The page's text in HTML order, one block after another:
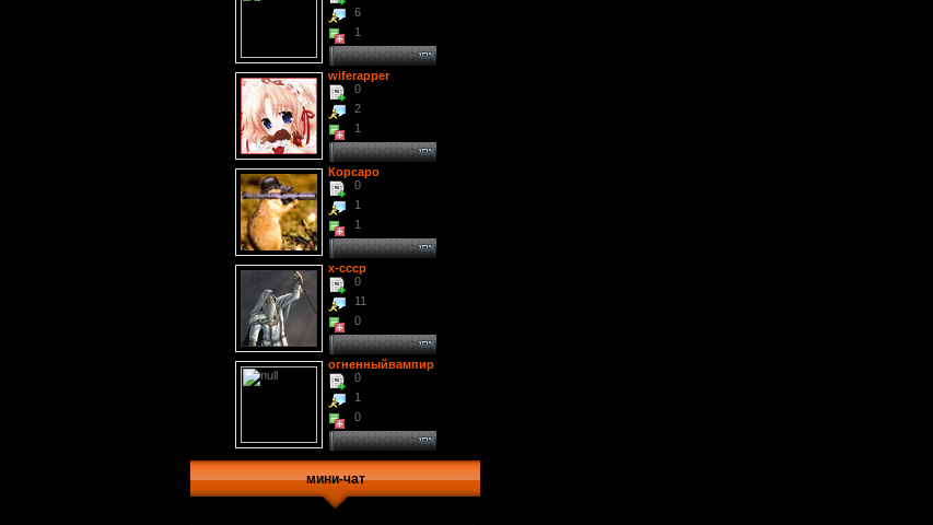
6
1
wiferapper
0
2
1
Корсаро
0
1
1
x-cccp
0
11
0
огненныйвампир
0
1
0
мини-чат